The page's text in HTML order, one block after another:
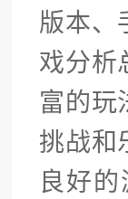
版本、
戏分析
富的玩
挑战和
良好